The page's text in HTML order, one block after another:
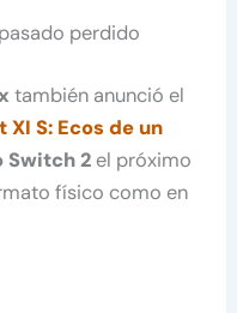
perdido
también anunció el
XI S: Ecos de un
Switch 2 el próximo
físico como en